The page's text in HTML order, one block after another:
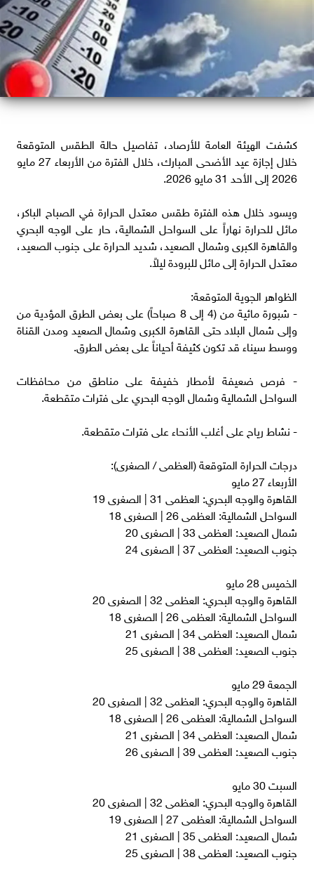
كشفت الهيئة العامة للأرصاد، تفاصيل حالة الطقس المتوقعة
خلال إجازة عيد الأضحى المبارك، خلال الفترة من الأربعاء 27 مايو
2026 إلى الأحد 31 مايو 2026.
​ويسود خلال هذه الفترة طقس معتدل الحرارة في الصباح الباكر،
مائل للحرارة نهاراً على السواحل الشمالية، حار على الوجه البحري
والقاهرة الكبرى وشمال الصعيد، شديد الحرارة على جنوب الصعيد،
معتدل الحرارة إلى مائل للبرودة ليلاً.
​الظواهر الجوية المتوقعة:
- ​شبورة مائية من (4 إلى 8 صباحاً) على بعض الطرق المؤدية من
وإلى شمال البلاد حتى القاهرة الكبرى وشمال الصعيد ومدن القناة
ووسط سيناء قد تكون كثيفة أحياناً على بعض الطرق.
- ​فرص ضعيفة لأمطار خفيفة على مناطق من محافظات
السواحل الشمالية وشمال الوجه البحري على فترات متقطعة.
- ​نشاط رياح على أغلب الأنحاء على فترات متقطعة.
​درجات الحرارة المتوقعة (العظمى / الصغرى):
​الأربعاء 27 مايو
​القاهرة والوجه البحري: العظمى 31 | الصغرى 19
​السواحل الشمالية: العظمى 26 | الصغرى 18
​شمال الصعيد: العظمى 33 | الصغرى 20
​جنوب الصعيد: العظمى 37 | الصغرى 24
​الخميس 28 مايو
​القاهرة والوجه البحري: العظمى 32 | الصغرى 20
​السواحل الشمالية: العظمى 26 | الصغرى 18
​شمال الصعيد: العظمى 34 | الصغرى 21
​جنوب الصعيد: العظمى 38 | الصغرى 25
​الجمعة 29 مايو
​القاهرة والوجه البحري: العظمى 32 | الصغرى 20
​السواحل الشمالية: العظمى 26 | الصغرى 18
​شمال الصعيد: العظمى 34 | الصغرى 21
​جنوب الصعيد: العظمى 39 | الصغرى 26
​السبت 30 مايو
​القاهرة والوجه البحري: العظمى 32 | الصغرى 20
​السواحل الشمالية: العظمى 27 | الصغرى 19
​شمال الصعيد: العظمى 35 | الصغرى 21
​جنوب الصعيد: العظمى 38 | الصغرى 25